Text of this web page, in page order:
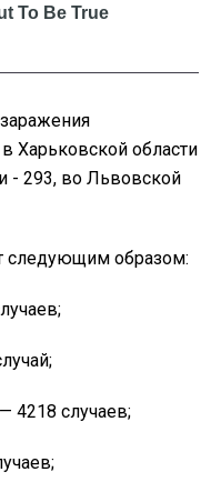
Харьковской области
- 293, во Львовской
следующим образом:
4218 случаев;